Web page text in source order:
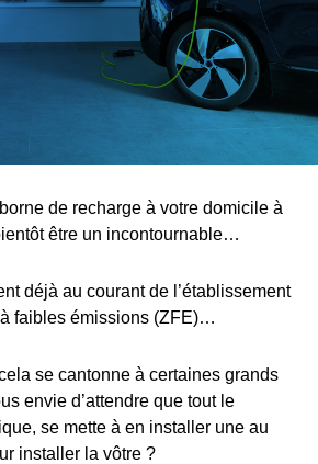
borne de recharge à votre domicile à
être un incontournable…
déjà au courant de l’établissement
faibles émissions (ZFE)…
se cantonne à certaines grands
envie d’attendre que tout le
se mette à en installer une au
installer la vôtre ?